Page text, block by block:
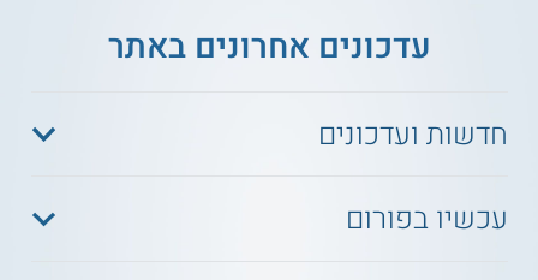
עדכונים אחרונים באתר
חדשות ועדכונים
עכשיו בפורום